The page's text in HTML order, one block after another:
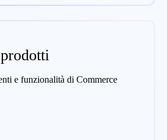
e funzionalità di Commerce